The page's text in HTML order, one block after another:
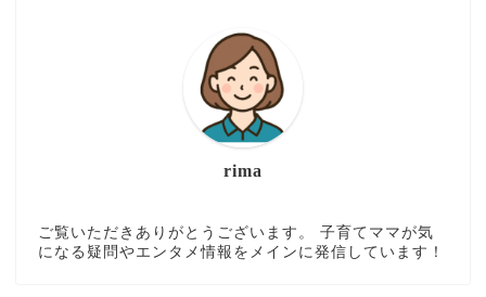
rima
ご覧いただきありがとうございます。 子育てママが気
になる疑問やエンタメ情報をメインに発信しています！